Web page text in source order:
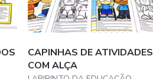
CAPINHAS DE ATIVIDADES
COM ALÇA